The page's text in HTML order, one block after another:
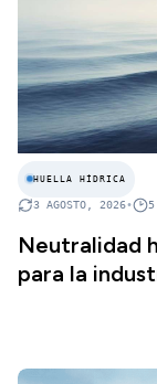
HUELLA HÍDRICA
3 AGOSTO, 2026• 5
Neutralidad
para la